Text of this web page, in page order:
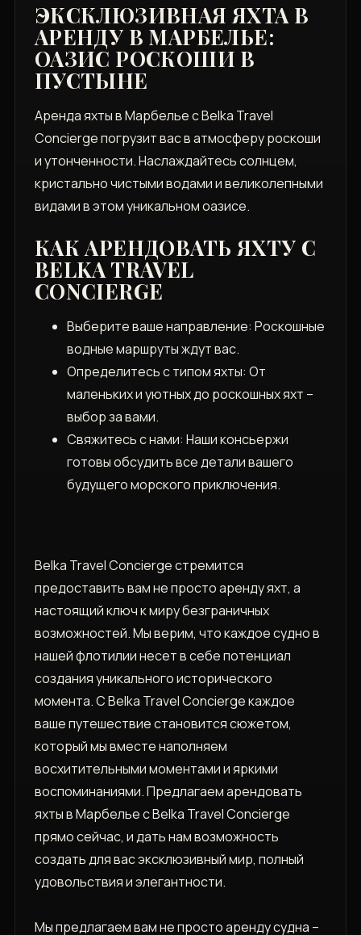
ЭКСКЛЮЗИВНАЯ ЯХТА В
АРЕНДУ В МАРБЕЛЬЕ:
ОАЗИС РОСКОШИ В
ПУСТЫНЕ
Аренда яхты в Марбелье с Belka Travel
Concierge погрузит вас в атмосферу роскоши
и утонченности. Наслаждайтесь солнцем,
кристально чистыми водами и великолепными
видами в этом уникальном оазисе.
КАК АРЕНДОВАТЬ ЯХТУ С
BELKA TRAVEL
CONCIERGE
Выберите ваше направление: Роскошные
водные маршруты ждут вас.
Определитесь с типом яхты: От
маленьких и уютных до роскошных яхт –
выбор за вами.
Свяжитесь с нами: Наши консьержи
готовы обсудить все детали вашего
будущего морского приключения.
Belka Travel Concierge стремится
предоставить вам не просто аренду яхт, а
настоящий ключ к миру безграничных
возможностей. Мы верим, что каждое судно в
нашей флотилии несет в себе потенциал
создания уникального исторического
момента. С Belka Travel Concierge каждое
ваше путешествие становится сюжетом,
который мы вместе наполняем
восхитительными моментами и яркими
воспоминаниями. Предлагаем арендовать
яхты в Марбелье с Belka Travel Concierge
прямо сейчас, и дать нам возможность
создать для вас эксклюзивный мир, полный
удовольствия и элегантности.
Мы предлагаем вам не просто аренду судна –